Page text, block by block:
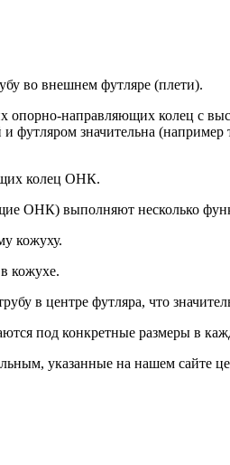
во внешнем футляре (плети).
направляющих колец с
футляром значительна
колец ОНК.
ОНК) выполняют несколько
кожуху.
кожухе.
в центре футляра, что
под конкретные размеры в
указанные на нашем